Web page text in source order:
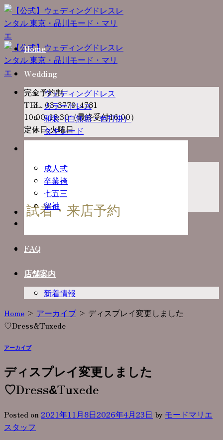
Skip
to
content
完全予約制
TEL. 03-3779-4781
10:00-18:30（最終受付16:00）
定休日:火曜日
試着・来店予約
Home
Wedding
ウェディングドレス
カラードレス
和装（白無垢・色打掛）
タキシード
成人式
卒業袴
七五三
留袖
FAQ
店舗案内
新着情報
Home > アーカイブ > ディスプレイ変更しました
♡Dress&Tuxede
アーカイブ
ディスプレイ変更しました
♡Dress&Tuxede
Posted on 2021年11月8日2026年4月23日 by モードマリエ
スタッフ